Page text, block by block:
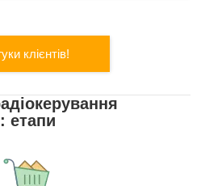
клієнтів!
етапи